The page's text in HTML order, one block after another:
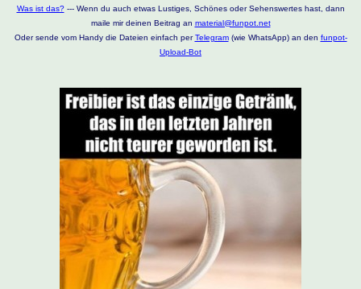
Was ist das?--- Wenn du auch etwas Lustiges, Schönes oder Sehenswertes hast, dann
maile mir deinen Beitrag an material@funpot.net
Oder sende vom Handy die Dateien einfach perTelegram(wie WhatsApp) an den funpot-
Upload-Bot